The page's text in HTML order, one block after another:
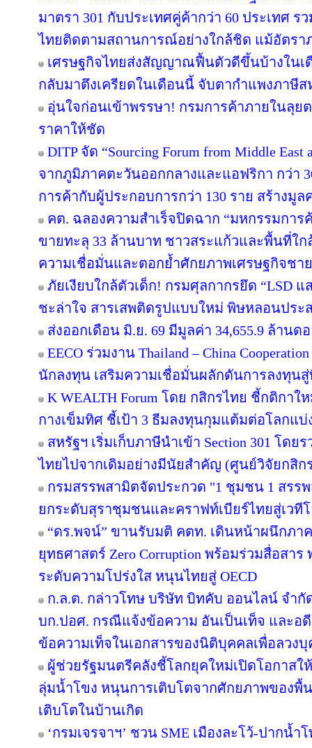
มาตรา 301 กับประเทศคู่ค้ากว่า 60 ประเทศ ร
ไทยติดตามสถานการณ์อย่างใกล้ชิด แม้อัตรา
เศรษฐกิจไทยส่งสัญญาณฟื้นตัวดีขึ้นบ้างในเ
กลับมาตึงเครียดในเดือนนี้ จับตากำแพงภาษีส
อุ่นใจก่อนเข้าพรรษา! กรมการค้าภายในลุ
ราคาให้ชัด
DITP จัด “Sourcing Forum from Middle
จากภูมิภาคตะวันออกกลางและแอฟริกา กว่า
การค้ากับผู้ประกอบการกว่า 130 ราย สร้างมูล
คต. ฉลองความสำเร็จปิดฉาก “มหกรรมการ
ขายทะลุ 33 ล้านบาท ชาวสระแก้วและพื้นที่ใก
ความเชื่อมั่นและตอกย้ำศักยภาพเศรษฐกิจช
ภัยเงียบใกล้ตัวเด็ก! กรมศุลกากรยึด “LSD
ชะล่าใจ สารเสพติดรูปแบบใหม่ พิษหลอนประ
ส่งออกเดือน มิ.ย. 69 มีมูลค่า 34,655.9 ล้านด
EECO ร่วมงาน Thailand – China
นักลงทุน เสริมความเชื่อมั่นผลักดันการลงทุนสู่
K WEALTH Forum โดย กสิกรไทย ชี้กติกาใ
กางเข็มทิศ ชี้เป้า 3 ธีมลงทุนกุมแต้มต่อโลกแบ่
สหรัฐฯ เริ่มเก็บภาษีนำเข้า Section 301 โด
ไทยไปจากเดิมอย่างมีนัยสำคัญ (ศูนย์วิจัยกสิก
กรมสรรพสามิตจัดประกวด "1 ชุมชน 1 สรรพ
ยกระดับสุราชุมชนและคราฟท์เบียร์ไทยสู่เวที
“ดร.พจน์” ขานรับมติ คตท. เดินหน้าผนึกภา
ยุทธศาสตร์ Zero Corruption พร้อมร่วมสื่อสา
ระดับความโปร่งใส หนุนไทยสู่ OECD
ก.ล.ต. กล่าวโทษ บริษัท บิทคับ ออนไลน์ จำ
บก.ปอศ. กรณีแจ้งข้อความ อันเป็นเท็จ และอ
ข้อความเท็จในเอกสารของนิติบุคคลเพื่อลวง
ผู้ช่วยรัฐมนตรีคลังชี้โลกยุคใหม่เปิดโอกาสใ
ลุ่มน้ำโขง หนุนการเติบโตจากศักยภาพของพื้
เติบโตในบ้านเกิด
‘กรมเจรจาฯ’ ชวน SME เมืองละโว้-ปากน้